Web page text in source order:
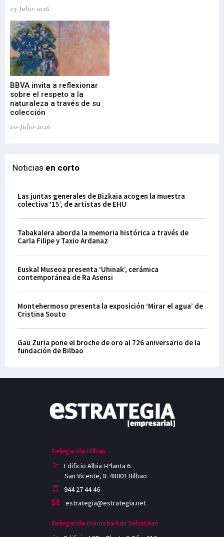
23-Julio-2026
BBVA invita a reflexionar
sobre el respeto a la
naturaleza a través de su
colección
20-Julio-2026
Noticias en corto
Las juntas generales de Bizkaia acogen la muestra
colectiva ‘15’, de artistas de EHU
Tabakalera aborda la memoria histórica a través de
Carla Filipe y Taxio Ardanaz
Euskal Museoa presenta ‘Uhinak’, cerámica
contemporánea de Ra Asensi
Montehermoso presenta la exposición ‘Mirar el agua’ de
Cristina Souto
Gau Zuria pone el broche de oro al 726 aniversario de la
fundación de Bilbao
Delegación Bilbao
Edificio Albia I-Planta 6
San Vicente, 8. 48001 Bilbao
944 27 44 46
estrategia@estrategia.net
Delegación Donostia-San Sebastian